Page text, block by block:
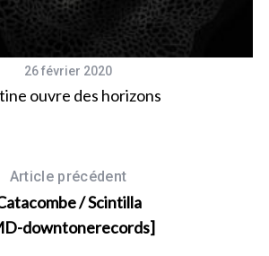
26 février 2020
ouvre des horizons
Article précédent
/ Scintilla
downtonerecords]